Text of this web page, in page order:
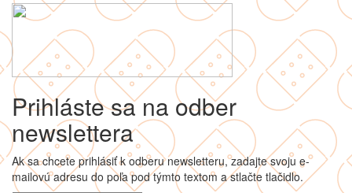
Prihláste sa na odber
newslettera
Ak sa chcete prihlásiť k odberu newsletteru, zadajte svoju e-
mailovú adresu do poľa pod týmto textom a stlačte tlačidlo.